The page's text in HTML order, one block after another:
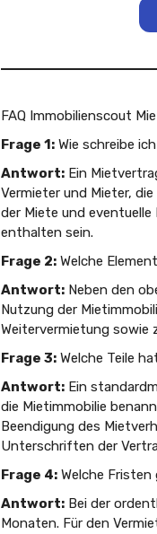
FAQ Immobilienscout
Frage 1: Wie schreibe
Antwort: Ein
Vermieter und Mieter,
der Miete und
enthalten sein.
Frage 2: Welche
Antwort: Neben den
Nutzung der
Weitervermietung sowie
Frage 3: Welche Teile
Antwort: Ein
die Mietimmobilie
Beendigung des
Unterschriften der
Frage 4: Welche
Antwort: Bei der
Monaten. Für den